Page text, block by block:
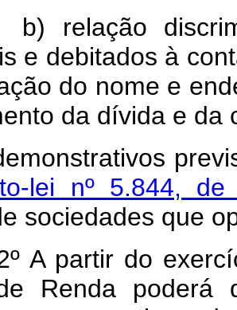
e debitados à
do nome e
da dívida e da
lei nº 5.844,
sociedades que
A partir do
Renda poderá